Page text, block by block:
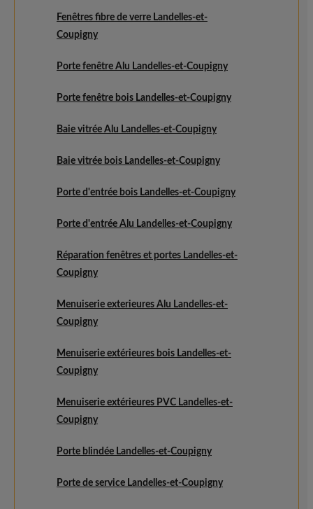
Fenêtres fibre de verre Landelles-et-
Coupigny
Porte fenêtre Alu Landelles-et-Coupigny
Porte fenêtre bois Landelles-et-Coupigny
Baie vitrée Alu Landelles-et-Coupigny
Baie vitrée bois Landelles-et-Coupigny
Porte d'entrée bois Landelles-et-Coupigny
Porte d'entrée Alu Landelles-et-Coupigny
Réparation fenêtres et portes Landelles-et-
Coupigny
Menuiserie exterieures Alu Landelles-et-
Coupigny
Menuiserie extérieures bois Landelles-et-
Coupigny
Menuiserie extérieures PVC Landelles-et-
Coupigny
Porte blindée Landelles-et-Coupigny
Porte de service Landelles-et-Coupigny